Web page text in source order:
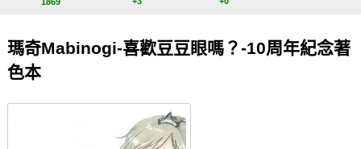
會員功能選單
瑪奇Mabinogi-喜歡豆豆眼嗎？-10周年紀念著
色本